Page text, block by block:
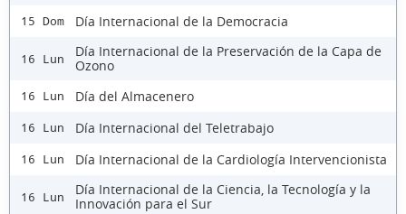
15 Dom Día Internacional de la Democracia
16 Lun
Día Internacional de la Preservación de la Capa de
Ozono
16 Lun Día del Almacenero
16 Lun Día Internacional del Teletrabajo
16 Lun Día Internacional de la Cardiología Intervencionista
16 Lun
Día Internacional de la Ciencia, la Tecnología y la
Innovación para el Sur